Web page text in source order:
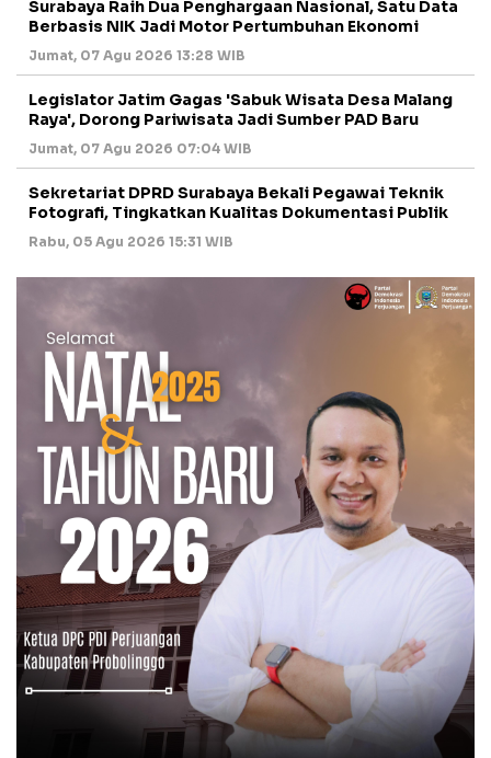
Surabaya Raih Dua Penghargaan Nasional, Satu Data
Berbasis NIK Jadi Motor Pertumbuhan Ekonomi
Jumat, 07 Agu 2026 13:28 WIB
Legislator Jatim Gagas 'Sabuk Wisata Desa Malang
Raya', Dorong Pariwisata Jadi Sumber PAD Baru
Jumat, 07 Agu 2026 07:04 WIB
Sekretariat DPRD Surabaya Bekali Pegawai Teknik
Fotografi, Tingkatkan Kualitas Dokumentasi Publik
Rabu, 05 Agu 2026 15:31 WIB